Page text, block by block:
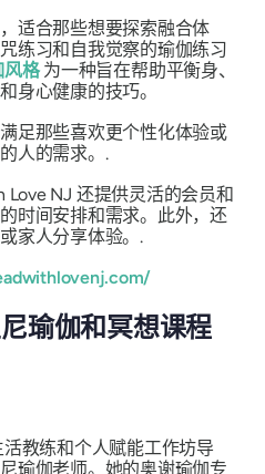
适合那些想要探索融合体
练习和自我觉察的瑜伽练习
风格为一种旨在帮助平衡身、
身心健康的技巧。
足那些喜欢更个性化体验或
人的需求。.
Love NJ 还提供灵活的会员和
时间安排和需求。此外，还
家人分享体验。.
瑜伽和冥想课程
教练和个人赋能工作坊导
瑜伽老师。她的奥谢瑜伽专